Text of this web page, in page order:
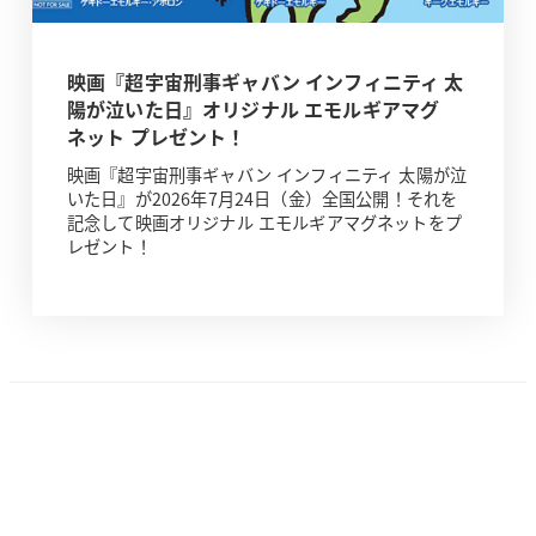
映画『超宇宙刑事ギャバン インフィニティ 太
陽が泣いた日』オリジナル エモルギアマグ
ネット プレゼント！
映画『超宇宙刑事ギャバン インフィニティ 太陽が泣
いた日』が2026年7月24日（金）全国公開！それを
記念して映画オリジナル エモルギアマグネットをプ
レゼント！